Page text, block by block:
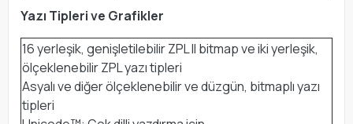
Yazı Tipleri ve Grafikler
16 yerleşik, genişletilebilir ZPL II bitmap ve iki yerleşik,
ölçeklenebilir ZPL yazı tipleri
Asyalı ve diğer ölçeklenebilir ve düzgün, bitmaplı yazı
tipleri